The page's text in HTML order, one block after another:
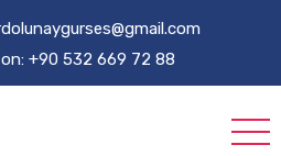
+90 532 669 72 88